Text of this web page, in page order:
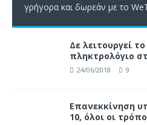
γρήγορα και δωρεάν με το
Δε λειτουργεί
πληκτρολόγιο
24/06/2018 9
Επανεκκίνηση
10, όλοι οι